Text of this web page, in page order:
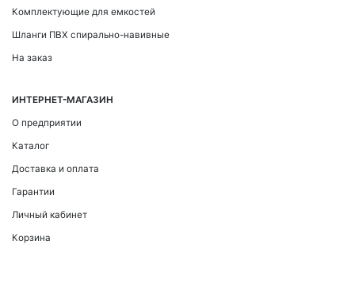
Комплектующие для емкостей
Шланги ПВХ спирально-навивные
На заказ
ИНТЕРНЕТ-МАГАЗИН
О предприятии
Каталог
Доставка и оплата
Гарантии
Личный кабинет
Корзина